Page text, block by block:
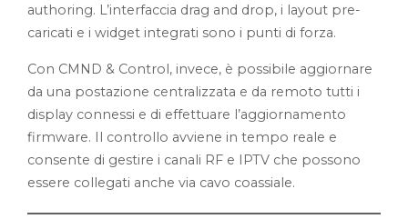
authoring. L’interfaccia drag and drop, i layout pre-
caricati e i widget integrati sono i punti di forza.
Con CMND & Control, invece, è possibile aggiornare
da una postazione centralizzata e da remoto tutti i
display connessi e di effettuare l’aggiornamento
firmware. Il controllo avviene in tempo reale e
consente di gestire i canali RF e IPTV che possono
essere collegati anche via cavo coassiale.